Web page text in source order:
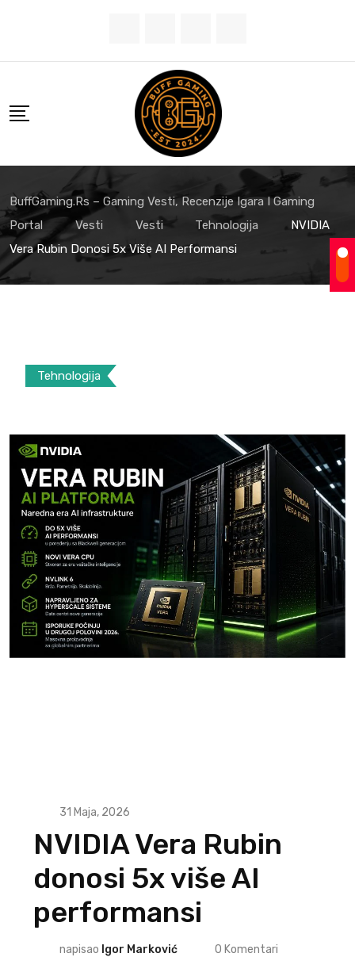
content
BuffGaming.rs – Gaming Vesti, Recenzije Igara I Gaming
Portal
Vesti Vesti Tehnologija
NVIDIA
Vera Rubin Donosi 5x Više AI Performansi
Tehnologija
31 Maja, 2026
NVIDIA Vera Rubin
donosi 5x više AI
performansi
napisao Igor Marković 0 Komentari